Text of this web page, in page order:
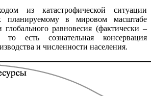
из катастрофической ситуации
планируемому в мировом масштабе
равновесия (фактически –
то есть сознательная консервация
и численности населения.